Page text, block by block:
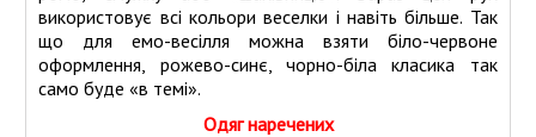
використовує всі кольори веселки і навіть більше. Так
що для емо-весілля можна взяти біло-червоне
оформлення, рожево-синє, чорно-біла класика так
само буде «в темі».
Одяг наречених